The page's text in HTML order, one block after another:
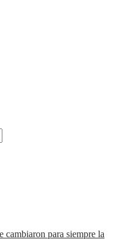
cambiaron para siempre la